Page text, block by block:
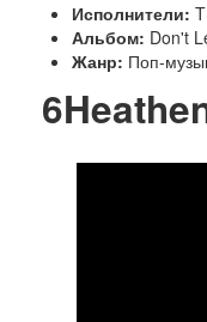
Исполнители:
Альбом: Don't
Жанр: Поп-
6